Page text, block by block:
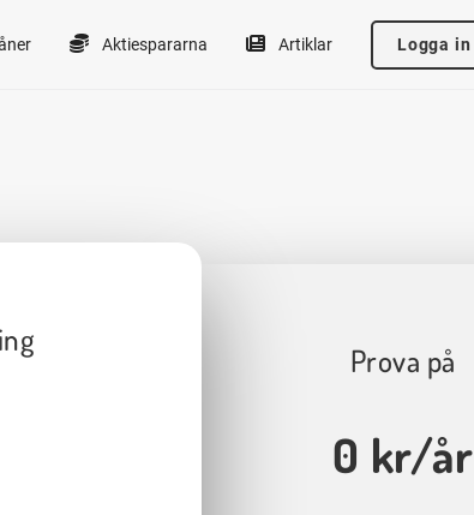
Aktiespararna Artiklar Logga in
Prova på
0 kr/år